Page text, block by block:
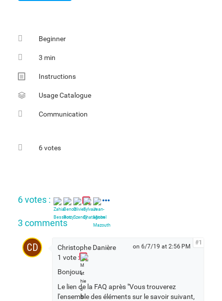
Beginner
3 min
Multimedia
Instructions
Usage Catalogue
Communication
6 votes
6 votes :
3 comments
CD
Christophe Danière
1 vote :
on 6/7/19 at 2:56 PM
#1
Bonjour,
Le lien de la FAQ après "Vous trouverez
l'ensemble des éléments sur le savoir suivant,